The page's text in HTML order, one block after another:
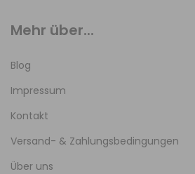
Mehr über...
Blog
Impressum
Kontakt
Versand- & Zahlungsbedingungen
Über uns